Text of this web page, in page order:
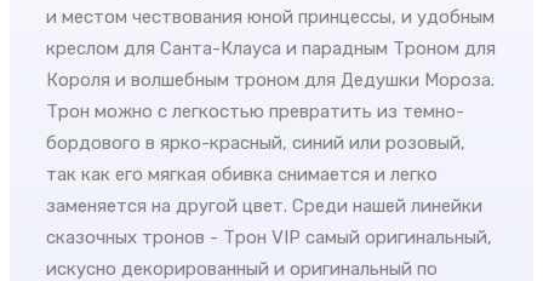
и местом чествования юной принцессы, и удобным
креслом для Санта-Клауса и парадным Троном для
Короля и волшебным троном для Дедушки Мороза.
Трон можно с легкостью превратить из темно-
бордового в ярко-красный, синий или розовый,
так как его мягкая обивка снимается и легко
заменяется на другой цвет. Среди нашей линейки
сказочных тронов - Трон VIP самый оригинальный,
искусно декорированный и оригинальный по